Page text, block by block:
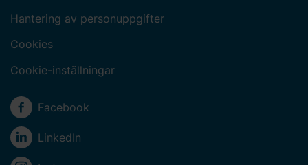
Hantering av personuppgifter
Cookies
Cookie-inställningar
Sociala medier
Facebook
LinkedIn